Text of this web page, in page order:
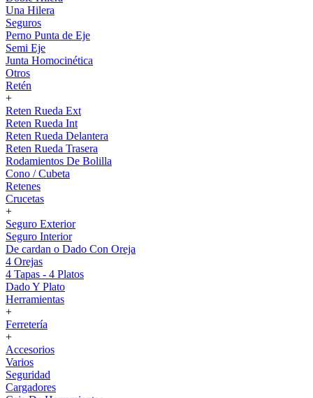
Una Hilera
Seguros
Perno Punta de Eje
Semi Eje
Junta Homocinética
Otros
Retén
+
Reten Rueda Ext
Reten Rueda Int
Reten Rueda Delantera
Reten Rueda Trasera
Rodamientos De Bolilla
Cono / Cubeta
Retenes
Crucetas
+
Seguro Exterior
Seguro Interior
De cardan o Dado Con Oreja
4 Orejas
4 Tapas - 4 Platos
Dado Y Plato
Herramientas
+
Ferretería
+
Accesorios
Varios
Seguridad
Cargadores